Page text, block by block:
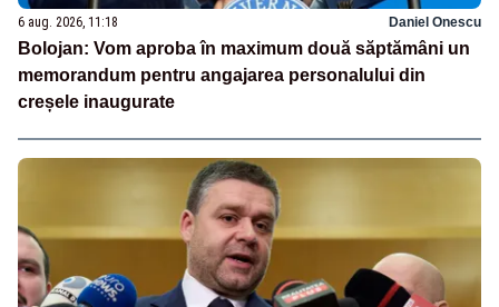
6 aug. 2026, 11:18 Daniel Onescu
Bolojan: Vom aproba în maximum două săptămâni un
memorandum pentru angajarea personalului din
creșele inaugurate